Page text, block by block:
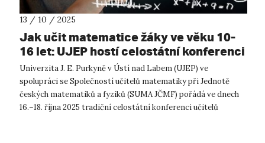
13 / 10 / 2025
Jak učit matematice žáky ve věku 10-
16 let: UJEP hostí celostátní konferenci
učitelů
Univerzita J. E. Purkyně v Ústí nad Labem (UJEP) ve
spolupráci se Společností učitelů matematiky při Jednotě
českých matematiků a fyziků (SUMA JČMF) pořádá ve dnech
16.–18. října 2025 tradiční celostátní konferenci učitelů